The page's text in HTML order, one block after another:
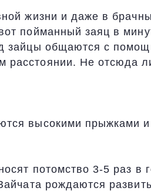
жизни и даже в
пойманный заяц в
зайцы общаются с
Не отсюда
высокими прыжками и
потомство 3-5 раз в
рождаются